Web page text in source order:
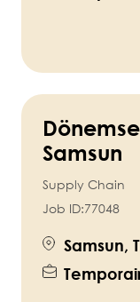
Samsun
Supply Chain
Job ID:77048
Samsun,